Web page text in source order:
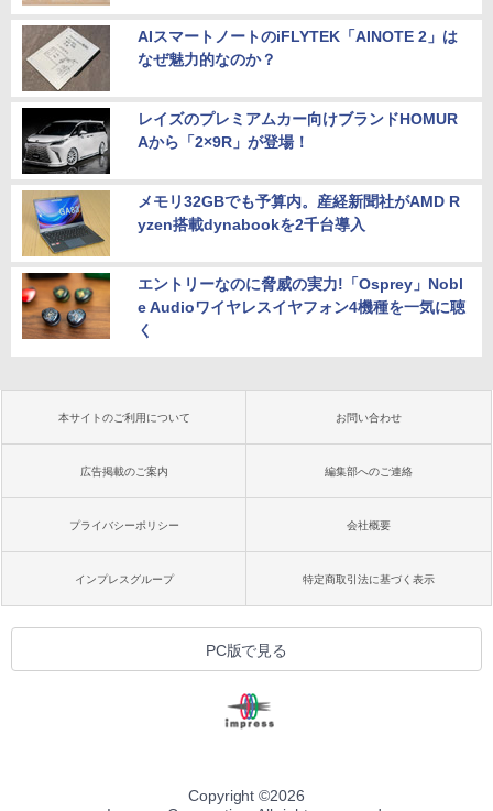
AIスマートノートのiFLYTEK「AINOTE 2」は
なぜ魅力的なのか？
レイズのプレミアムカー向けブランドHOMUR
Aから「2×9R」が登場！
メモリ32GBでも予算内。産経新聞社がAMD R
yzen搭載dynabookを2千台導入
エントリーなのに脅威の実力!「Osprey」Nobl
e Audioワイヤレスイヤフォン4機種を一気に聴
く
本サイトのご利用について お問い合わせ
広告掲載のご案内 編集部へのご連絡
プライバシーポリシー 会社概要
インプレスグループ 特定商取引法に基づく表示
PC版で見る
Copyright ©2026